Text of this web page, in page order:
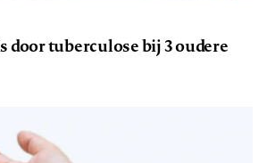
door tuberculose bij 3 oudere